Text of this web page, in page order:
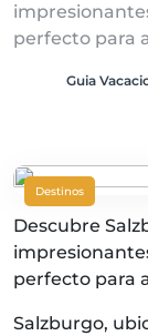
perfecto para
Guia
Destinos
Descubre
perfecto para
Salzburgo,